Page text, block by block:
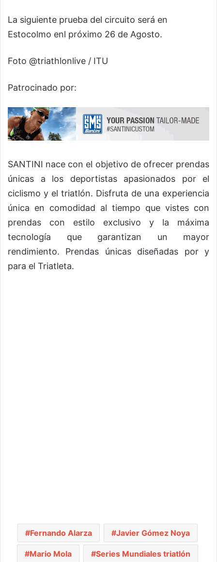
La siguiente prueba del circuito será en
Estocolmo enl próximo 26 de Agosto.
Foto @triathlonlive / ITU
Patrocinado por:
SANTINI nace con el objetivo de ofrecer prendas
únicas a los deportistas apasionados por el
ciclismo y el triatlón. Disfruta de una experiencia
única en comodidad al tiempo que vistes con
prendas con estilo exclusivo y la máxima
tecnología que garantizan un mayor
rendimiento. Prendas únicas diseñadas por y
para el Triatleta.
Fernando Alarza Javier Gómez Noya
Mario Mola Series Mundiales triatlón